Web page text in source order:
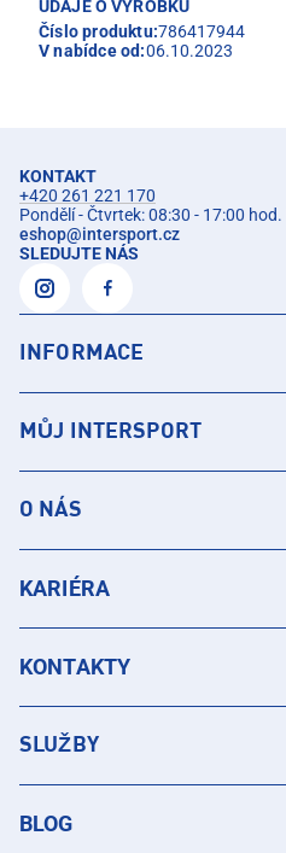
ÚDAJE O VÝROBKU
Číslo produktu:786417944
V nabídce od:06.10.2023
KONTAKT
+420 261 221 170
Pondělí - Čtvrtek: 08:30 - 17:00
eshop@intersport.cz
SLEDUJTE NÁS
INFORMACE
MŮJ INTERSPORT
O NÁS
KARIÉRA
KONTAKTY
SLUŽBY
BLOG